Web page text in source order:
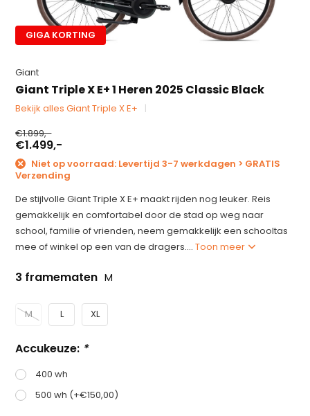
GIGA KORTING
Giant
Giant Triple X E+ 1 Heren 2025 Classic Black
Bekijk alles Giant Triple X E+
€1.899,-
€1.499,-
Niet op voorraad: Levertijd 3-7 werkdagen > GRATIS
Verzending
De stijlvolle Giant Triple X E+ maakt rijden nog leuker. Reis
gemakkelijk en comfortabel door de stad op weg naar
school, familie of vrienden, neem gemakkelijk een schooltas
mee of winkel op een van de dragers....Toon meer
3 framematen M
M L XL
Accukeuze: *
400 wh
500 wh (+€150,00)